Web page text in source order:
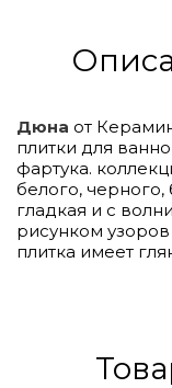
Дюна от
плитки для
фартука.
белого,
гладкая и с
рисунком
плитка имеет